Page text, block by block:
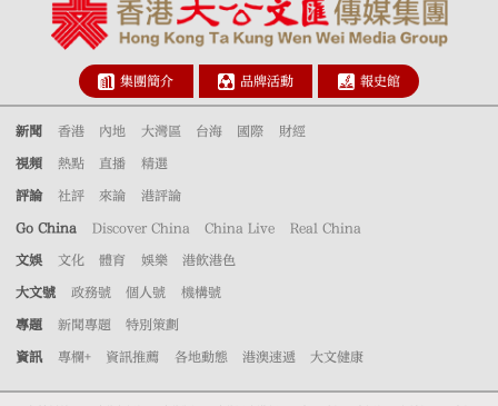
集團簡介 品牌活動 報史館
新聞 香港 內地 大灣區 台海 國際 財經
視頻 熱點 直播 精選
評論 社評 來論 港評論
Go China Discover China China Live Real China
文娛 文化 體育 娛樂 港飲港色
大文號 政務號 個人號 機構號
專題 新聞專題 特別策劃
資訊 專欄+ 資訊推薦 各地動態 港澳速遞 大文健康